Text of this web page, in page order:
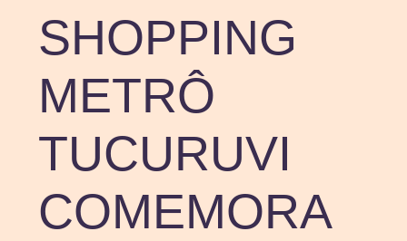
SHOPPING
METRÔ
TUCURUVI
COMEMORA